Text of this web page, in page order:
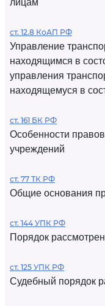
лицам
ст. 12.8 КоАП РФ
Управление
находящимся в
управления
находящемуся в
ст. 161 БК РФ
Особенности
учреждений
ст. 77 ТК РФ
Общие основания
ст. 144 УПК РФ
Порядок
ст. 125 УПК РФ
Судебный порядок